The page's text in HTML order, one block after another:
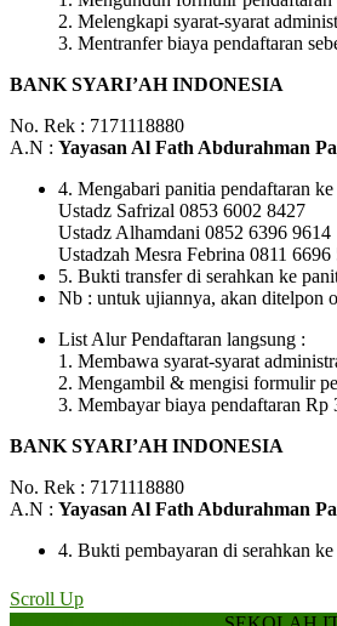
2. Melengkapi syarat-syarat
3. Mentranfer biaya pendaftaran
BANK SYARI’AH INDONESIA
No. Rek : 7171118880
A.N : Yayasan Al Fath Abdurahman
4. Mengabari panitia pendaftaran
Ustadz Safrizal 0853 6002 8427
Ustadz Alhamdani 0852 6396 9614
Ustadzah Mesra Febrina 0811 6696
5. Bukti transfer di serahkan ke
Nb : untuk ujiannya, akan ditelpon
List Alur Pendaftaran langsung :
1. Membawa syarat-syarat
2. Mengambil & mengisi formulir
3. Membayar biaya pendaftaran
BANK SYARI’AH INDONESIA
No. Rek : 7171118880
A.N : Yayasan Al Fath Abdurahman
4. Bukti pembayaran di serahkan
Scroll Up